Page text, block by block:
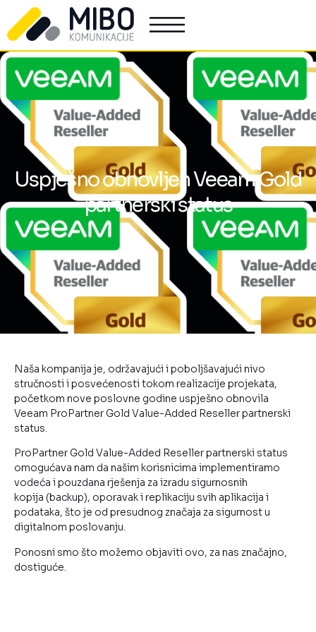
Uspješno obnovljen Veeam Gold
partnerski status
Naša kompanija je, održavajući i poboljšavajući nivo
stručnosti i posvećenosti tokom realizacije projekata,
početkom nove poslovne godine uspješno obnovila
Veeam ProPartner Gold Value-Added Reseller partnerski
status.
ProPartner Gold Value-Added Reseller partnerski status
omogućava nam da našim korisnicima implementiramo
vodeća i pouzdana rješenja za izradu sigurnosnih
kopija (backup), oporavak i replikaciju svih aplikacija i
podataka, što je od presudnog značaja za sigurnost u
digitalnom poslovanju.
Ponosni smo što možemo objaviti ovo, za nas značajno,
dostiguće.